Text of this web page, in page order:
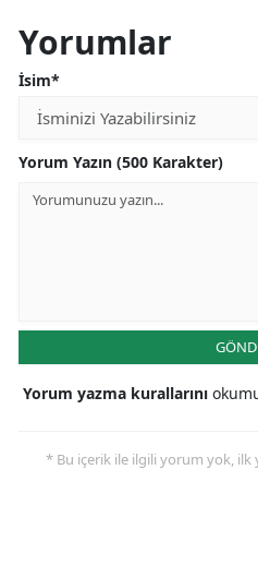
Yorumlar
İsim*
Yorum Yazın (500 Karakter)
Yorum yazma kurallarını
* Bu içerik ile ilgili yorum yok, ilk